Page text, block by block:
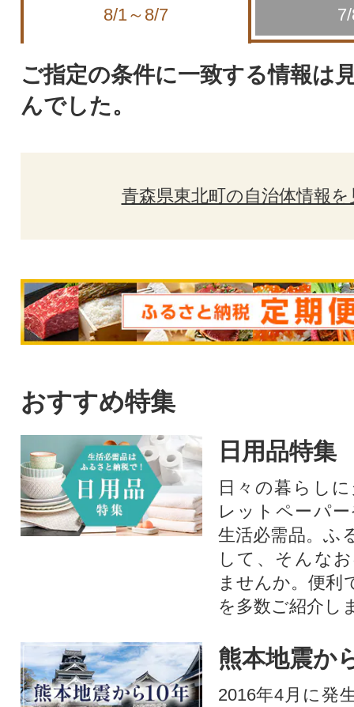
8/1～8/7
ご指定の条件に一致する情報は
んでした。
青森県東北町の自治体情報を
おすすめ特集
日用品特集
日々の暮らし
レットペーパ
生活必需品。ふ
して、そんな
ませんか。便利
を多数ご紹介し
熊本地震か
2016年4月に発